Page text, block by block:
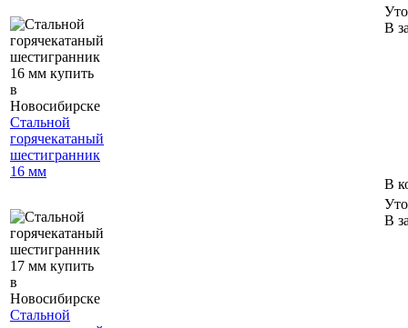
Стальной
горячекатаный
шестигранник
16 мм
В
В
Стальной
В